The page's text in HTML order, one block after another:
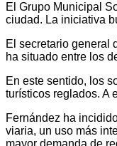
El Grupo Municipal
ciudad. La iniciativa
El secretario general
ha situado entre los
En este sentido, los
turísticos reglados. A
Fernández ha
viaria, un uso más